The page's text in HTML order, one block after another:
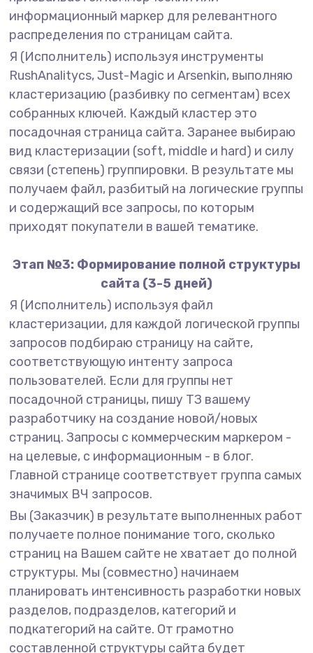
информационный маркер для релевантного
распределения по страницам сайта.
Я (Исполнитель) используя инструменты
RushAnalitycs, Just-Magic и Arsenkin, выполняю
кластеризацию (разбивку по сегментам) всех
собранных ключей. Каждый кластер это
посадочная страница сайта. Заранее выбираю
вид кластеризации (soft, middle и hard) и силу
связи (степень) группировки. В результате мы
получаем файл, разбитый на логические группы
и содержащий все запросы, по которым
приходят покупатели в вашей тематике.
Этап №3: Формирование полной структуры
сайта (3-5 дней)
Я (Исполнитель) используя файл
кластеризации, для каждой логической группы
запросов подбираю страницу на сайте,
соответствующую интенту запроса
пользователей. Если для группы нет
посадочной страницы, пишу ТЗ вашему
разработчику на создание новой/новых
страниц. Запросы с коммерческим маркером -
на целевые, с информационным - в блог.
Главной странице соответствует группа самых
значимых ВЧ запросов.
Вы (Заказчик) в результате выполненных работ
получаете полное понимание того, сколько
страниц на Вашем сайте не хватает до полной
структуры. Мы (совместно) начинаем
планировать интенсивность разработки новых
разделов, подразделов, категорий и
подкатегорий на сайте. От грамотно
составленной структуры сайта будет